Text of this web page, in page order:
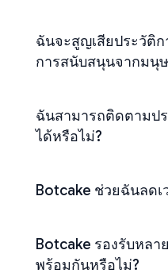
ฉันจะสูญเสียประวัติ
การสนับสนุนจากมนุ
ฉันสามารถติดตามป
ได้หรือไม่?
Botcake ช่วยฉันลดเ
Botcake รองรับหล
พร้อมกันหรือไม่?